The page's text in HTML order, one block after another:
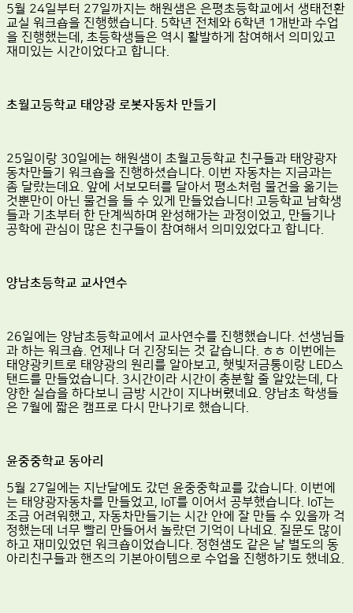
5월 24일부터 27일까지는 해원샘은 은평초등학교에서 생태전환
교실 워크숍을 진행했습니다. 5학년 전체와 6학년 1개반과 수업
을 진행했는데, 초등학생들은 역시 활발하게 참여해서 의미있고
재미있는 시간이었다고 합니다.
초월고등학교 태양광 로봇자동차 만들기
25일이랑 30일에는 해원샘이 초월고등학교 친구들과 태양광자
동차만들기 워크숍을 진행하셨습니다. 이번 자동차는 지금과는
좀 달랐는데요. 앞에 서보모터를 달아서 평소처럼 물건을 옮기는
것뿐만이 아닌 물건을 들 수 있게 만들었습니다! 고등학교 남학생
들과 기초부터 한 단계씩하며 완성해가는 과정이었고, 만들기나
공학에 관심이 많은 친구들이 참여해서 의미있었다고 합니다.
양남초등학교 교사연수
26일에는 양남초등학교에서 교사연수를 진행했습니다. 선생님들
과 하는 워크숍. 언제나 더 긴장되는 것 같습니다. ㅎㅎ 이번에는
태양광키트로 태양광의 원리를 알아보고, 햇빛저금통이랑 LED스
탠드를 만들었습니다. 3시간이라 시간이 충분할 줄 알았는데, 다
양한 실습을 하다보니 금방 시간이 지나버렸네요. 양남초 학생들
은 7월에 짧은 캠프로 다시 만나기로 했습니다.
윤중중학교 동아리
5월 27일에는 지난달에도 갔던 윤중중학교를 갔습니다. 이번에
는 태양광자동차를 만들었고, IoT를 이어서 공부했습니다. IoT는
조금 어려워했고, 자동차만들기는 시간 안에 잘 만들 수 있을까 걱
정했는데 너무 빨리 만들어서 놀랐던 기억이 나네요. 질문도 많이
하고 재미있었던 워크숍이었습니다. 정현샘도 같은 날 별도의 동
아리친구들과 핸즈의 기본아이템으로 수업을 진행하기도 했네요.